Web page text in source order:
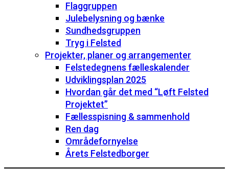
Flaggruppen
Julebelysning og bænke
Sundhedsgruppen
Tryg i Felsted
Projekter, planer og arrangementer
Felstedegnens fælleskalender
Udviklingsplan 2025
Hvordan går det med “Løft Felsted
Projektet”
Fællesspisning & sammenhold
Ren dag
Områdefornyelse
Årets Felstedborger